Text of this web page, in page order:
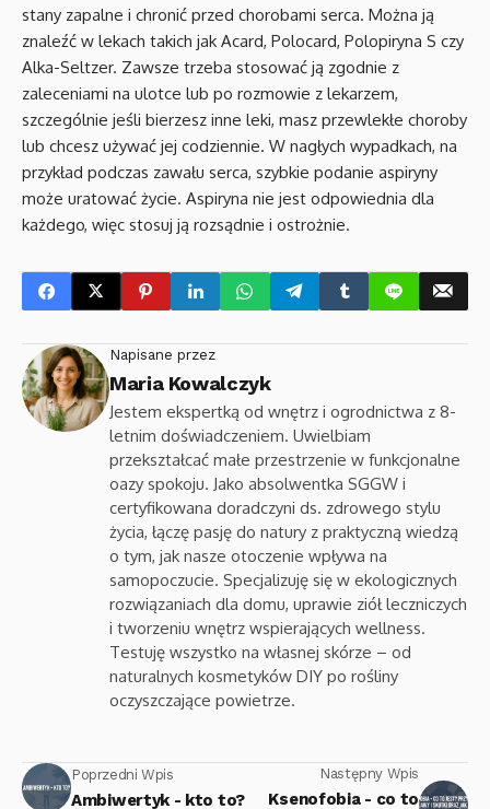
stany zapalne i chronić przed chorobami serca. Można ją
znaleźć w lekach takich jak Acard, Polocard, Polopiryna S czy
Alka-Seltzer. Zawsze trzeba stosować ją zgodnie z
zaleceniami na ulotce lub po rozmowie z lekarzem,
szczególnie jeśli bierzesz inne leki, masz przewlekłe choroby
lub chcesz używać jej codziennie. W nagłych wypadkach, na
przykład podczas zawału serca, szybkie podanie aspiryny
może uratować życie. Aspiryna nie jest odpowiednia dla
każdego, więc stosuj ją rozsądnie i ostrożnie.
Napisane przez
Maria Kowalczyk
Jestem ekspertką od wnętrz i ogrodnictwa z 8-
letnim doświadczeniem. Uwielbiam
przekształcać małe przestrzenie w funkcjonalne
oazy spokoju. Jako absolwentka SGGW i
certyfikowana doradczyni ds. zdrowego stylu
życia, łączę pasję do natury z praktyczną wiedzą
o tym, jak nasze otoczenie wpływa na
samopoczucie. Specjalizuję się w ekologicznych
rozwiązaniach dla domu, uprawie ziół leczniczych
i tworzeniu wnętrz wspierających wellness.
Testuję wszystko na własnej skórze – od
naturalnych kosmetyków DIY po rośliny
oczyszczające powietrze.
Poprzedni Wpis
Ambiwertyk - kto to?
Następny Wpis
Ksenofobia - co to